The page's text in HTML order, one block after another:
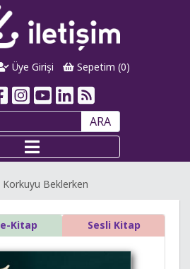
Üye Girişi Sepetim (0)
ARA
Korkuyu Beklerken
e-Kitap Sesli Kitap